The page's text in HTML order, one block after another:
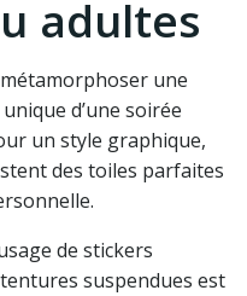
adultes
une
d’une soirée
un style graphique,
des toiles parfaites
de stickers
suspendues est